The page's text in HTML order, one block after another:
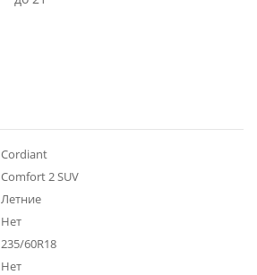
Cordiant
Comfort 2 SUV
Летние
Нет
235/60R18
Нет